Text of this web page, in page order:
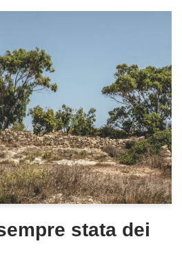
stata dei